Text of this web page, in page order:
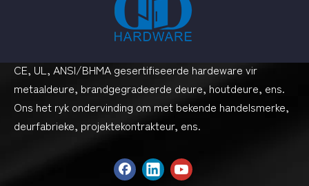
CE, UL, ANSI/BHMA gesertifiseerde hardeware vir
metaaldeure, brandgegradeerde deure, houtdeure, ens.
Ons het ryk ondervinding om met bekende handelsmerke,
deurfabrieke, projektekontrakteur, ens.